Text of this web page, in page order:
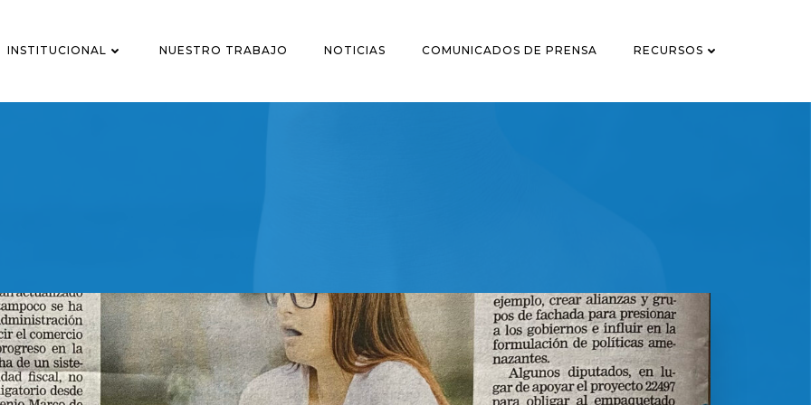
INSTITUCIONAL NUESTRO TRABAJO NOTICIAS COMUNICADOS DE PRENSA RECURSOS